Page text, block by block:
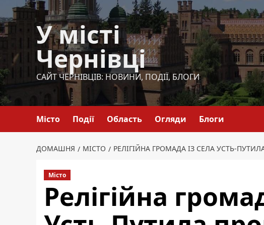
Перейти
до
вмісту
У місті
Чернівці
САЙТ ЧЕРНІВЦІВ: НОВИНИ, ПОДІЇ, БЛОГИ
Місто Події Область Огляди Блоги
ДОМАШНЯ МІСТО РЕЛІГІЙНА ГРОМАДА ІЗ СЕЛА УСТЬ-
Місто
Релігійна